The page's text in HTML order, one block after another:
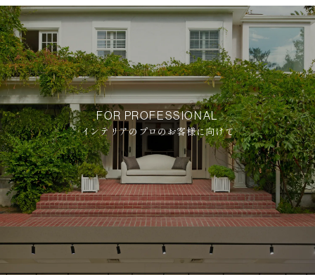
FOR PROFESSIONAL
インテリアのプロのお客様に向けて